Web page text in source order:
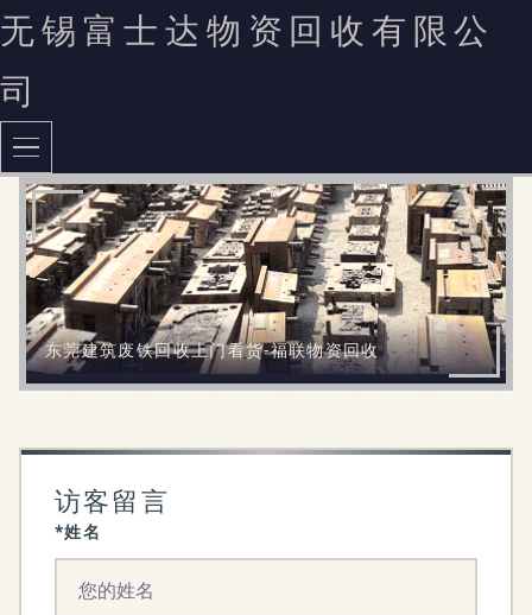
无锡富士达物资回收有限公
司
东莞建筑废铁回收上门看货-福联物资回收
访客留言
*姓名